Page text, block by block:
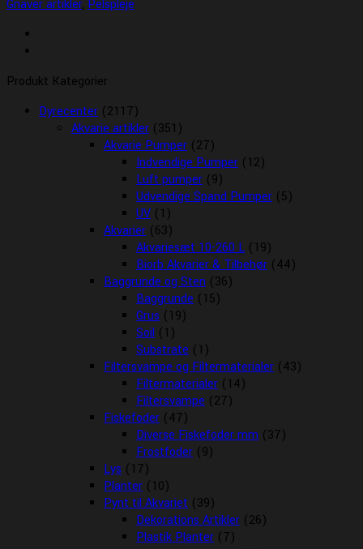
Gnaver artikler, Pelspleje
Produkt Kategorier
Dyrecenter (2117)
Akvarie artikler (351)
Akvarie Pumper (27)
Indvendige Pumper (12)
Luft pumper (9)
Udvendige Spand Pumper (5)
UV (1)
Akvarier (63)
Akvariesæt 10-260 L (19)
Biorb Akvarier & Tilbehør (44)
Baggrunde og Sten (36)
Baggrunde (15)
Grus (19)
Soil (1)
Substrate (1)
Filtersvampe og Filtermaterialer (43)
Filtermaterialer (14)
Filtersvampe (27)
Fiskefoder (47)
Diverse Fiskefoder mm (37)
Frostfoder (9)
Lys (17)
Planter (10)
Pynt til Akvariet (39)
Dekorations Artikler (26)
Plastik Planter (7)